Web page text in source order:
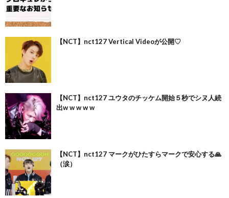
【NCT】nct127 Vertical Videoが公開♡
【NCT】nct127 ユウタのチッケム開始５秒でシヌ人続
出w w w w w
【NCT】nct127 マークがひたすらマークで安心する🙏
（涙）